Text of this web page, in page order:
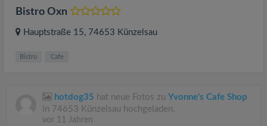
Bistro Oxn
Hauptstraße 15, 74653 Künzelsau
Bistro Cafe
hotdog35 hat neue Fotos zu Yvonne's Cafe Shop
in 74653 Künzelsau hochgeladen.
vor 11 Jahren